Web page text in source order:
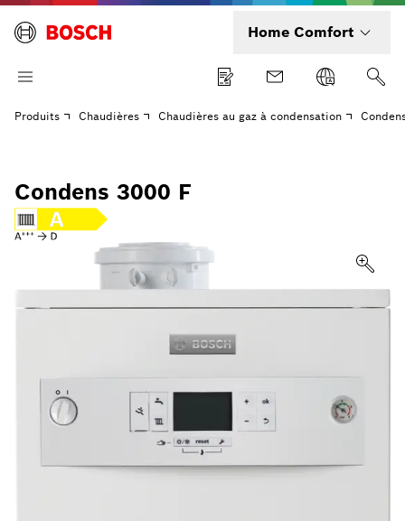
Home Comfort
Produits Chaudières Chaudières au gaz à condensation
Condens 3000 F